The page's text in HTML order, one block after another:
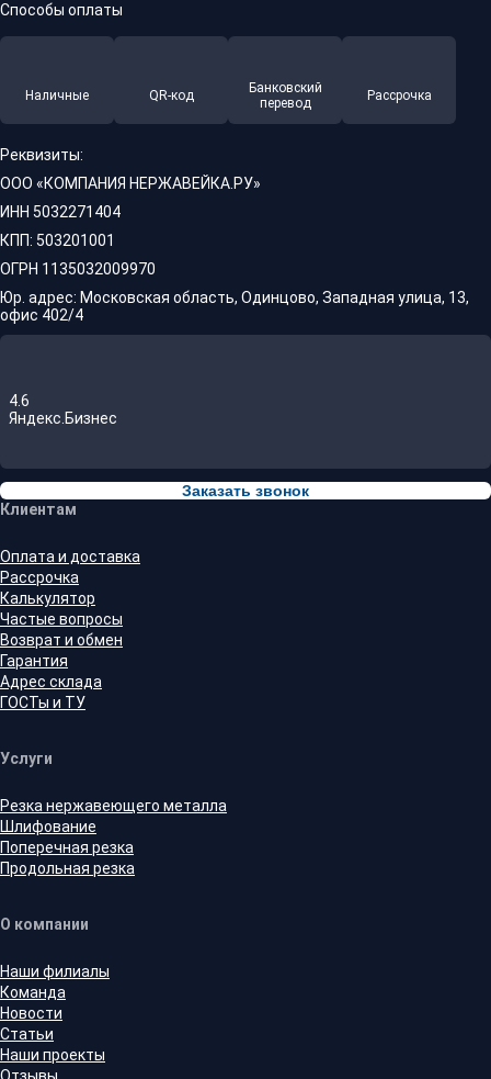
Способы оплаты
Наличные QR-код
Банковский
перевод
Рассрочка
Реквизиты:
ООО «КОМПАНИЯ НЕРЖАВЕЙКА.РУ»
ИНН 5032271404
КПП: 503201001
ОГРН 1135032009970
Юр. адрес: Московская область, Одинцово, Западная улица, 13,
офис 402/4
4.6
Яндекс.Бизнес
Заказать звонок
Клиентам
Оплата и доставка
Рассрочка
Калькулятор
Частые вопросы
Возврат и обмен
Гарантия
Адрес склада
ГОСТы и ТУ
Услуги
Резка нержавеющего металла
Шлифование
Поперечная резка
Продольная резка
О компании
Наши филиалы
Команда
Новости
Статьи
Наши проекты